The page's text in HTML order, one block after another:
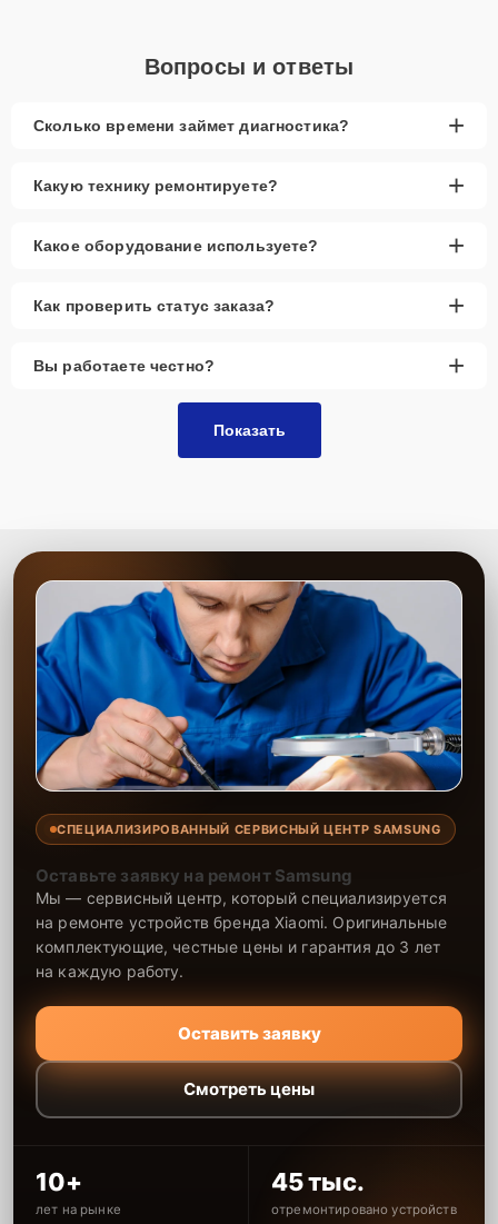
Вопросы и ответы
Сколько времени займет диагностика? +
Какую технику ремонтируете? +
Какое оборудование используете? +
Как проверить статус заказа? +
Вы работаете честно? +
Показать
СПЕЦИАЛИЗИРОВАННЫЙ СЕРВИСНЫЙ ЦЕНТР SAMSUNG
Оставьте заявку на ремонт Samsung
Мы — сервисный центр, который специализируется
на ремонте устройств бренда Xiaomi. Оригинальные
комплектующие, честные цены и гарантия до 3 лет
на каждую работу.
Оставить заявку
Смотреть цены
10+
лет на рынке
45 тыс.
отремонтировано устройств